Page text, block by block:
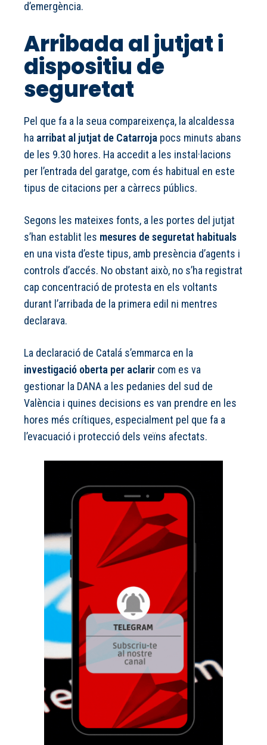
d’emergència.
Arribada al jutjat i
dispositiu de
seguretat
Pel que fa a la seua compareixença, la alcaldessa
ha arribat al jutjat de Catarroja pocs minuts abans
de les 9.30 hores. Ha accedit a les instal·lacions
per l’entrada del garatge, com és habitual en este
tipus de citacions per a càrrecs públics.
Segons les mateixes fonts, a les portes del jutjat
s’han establit les mesures de seguretat habituals
en una vista d’este tipus, amb presència d’agents i
controls d’accés. No obstant això, no s’ha registrat
cap concentració de protesta en els voltants
durant l’arribada de la primera edil ni mentres
declarava.
La declaració de Catalá s’emmarca en la
investigació oberta per aclarir com es va
gestionar la DANA a les pedanies del sud de
València i quines decisions es van prendre en les
hores més crítiques, especialment pel que fa a
l’evacuació i protecció dels veïns afectats.